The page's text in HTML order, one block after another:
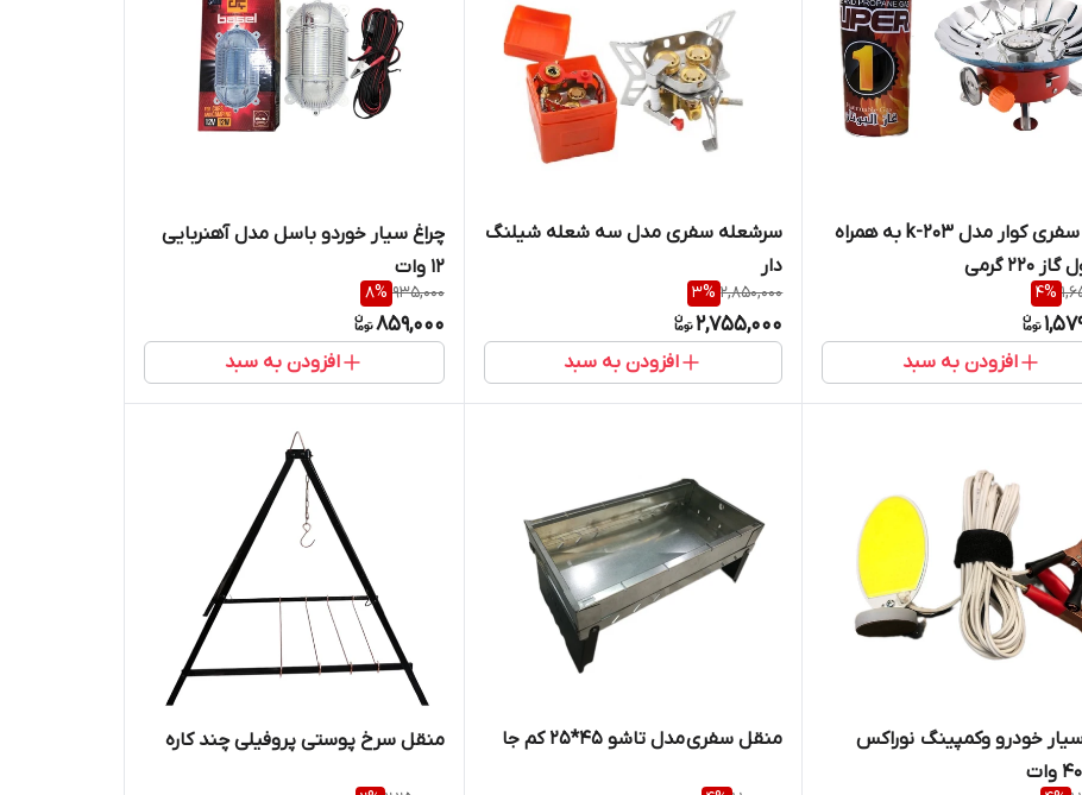
اجاق سفری کوار مدل k-203 به همراه
گرمی
4%
افزودن به سبد
سرشعله سفری مدل سه شعله شیلنگ
دار
2,850,000
3%
2,755,000
افزودن به سبد
چراغ سیار خوردو باسل مدل آهنربایی
12 وات
935,000
8%
859,000
افزودن به سبد
چراغ سیار خودرو وکمپینگ نوراکس
منقل سفری مدل تاشو 45*25 کم جا منقل سرخ پوستی پروفیلی چند کاره